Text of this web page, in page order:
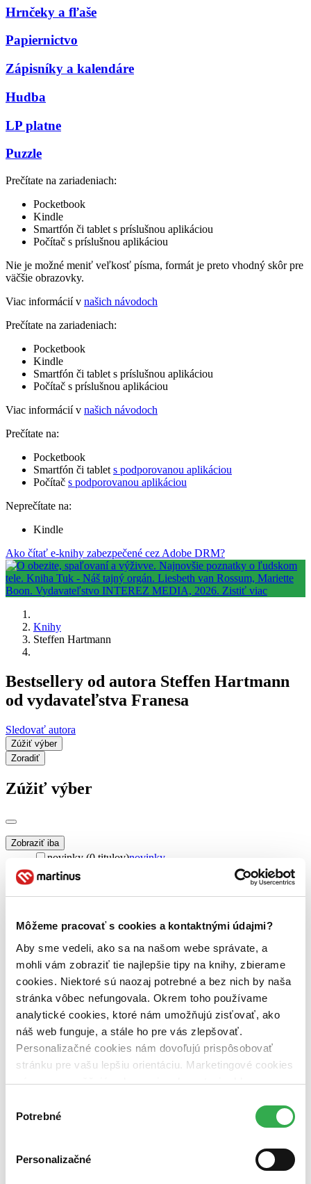
Môžeme pracovať s cookies a kontaktnými údajmi?
Aby sme vedeli, ako sa na našom webe správate, a
mohli vám zobraziť tie najlepšie tipy na knihy, zbierame
cookies. Niektoré sú naozaj potrebné a bez nich by naša
stránka vôbec nefungovala. Okrem toho používame
analytické cookies, ktoré nám umožňujú zisťovať, ako
náš web funguje, a stále ho pre vás zlepšovať.
Personalizačné cookies nám dovoľujú prispôsobovať
stránku pre vašu lepšiu orientáciu. Marketingové cookies
nám zas umožňujú zobrazenie relevantnej reklamy.
nám pomohlo, keby sme mohli používať všetky tieto
súhlasu
Potrebné
Personalizačné
Hrnčeky a fľaše
Papiernictvo
Zápisníky a kalendáre
Hudba
LP platne
Puzzle
Prečítate na zariadeniach:
Pocketbook
Kindle
Smartfón či tablet s príslušnou aplikáciou
Počítač s príslušnou aplikáciou
Nie je možné meniť veľkosť písma, formát je preto vhodný skôr pre
väčšie obrazovky.
Viac informácií v našich návodoch
Prečítate na zariadeniach:
Pocketbook
Kindle
Smartfón či tablet s príslušnou aplikáciou
Počítač s príslušnou aplikáciou
Viac informácií v našich návodoch
Prečítate na:
Pocketbook
Smartfón či tablet s podporovanou aplikáciou
Počítač s podporovanou aplikáciou
Neprečítate na:
Kindle
Ako čítať e-knihy zabezpečené cez Adobe DRM?
Knihy
Steffen Hartmann
Bestsellery od autora Steffen Hartmann
od vydavateľstva Franesa
Sledovať autora
Zúžiť výber
Zoradiť
Zúžiť výber
Zobraziť iba
novinky (0 titulov)novinky
zľavnené tituly (0 titulov)
Dostupnosť
predpredaj (0 titulov)predpredaj
dostupná (bez vypredaných) (0 titulov)dostupná (bez
vypredaných)
nová (0 titulov)nová
čítaná (0 titulov)čítaná
čítaná - výborný stav (0 titulov)čítaná - výborný stav
čítaná - mierne opotrebovaná (0 titulov)čítaná - mierne
opotrebovaná
čítané verzie vypredaných kníh (0 titulov) čítané verzie
vypredaných kníh
Zúžiť výber